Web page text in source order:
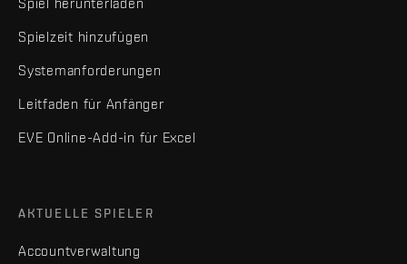
Spielzeit hinzufügen
Systemanforderungen
Leitfaden für Anfänger
EVE Online-Add-in für Excel
AKTUELLE SPIELER
Accountverwaltung